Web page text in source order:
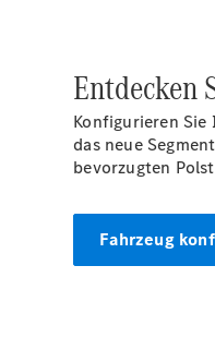
Entdecken
Konfigurieren
das neue
bevorzugten
Fahrzeug